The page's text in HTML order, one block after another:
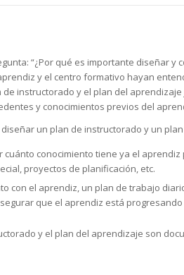
“¿Por qué es importante diseñar
y el centro formativo hayan
instructorado y el plan del
y conocimientos previos del
un plan de instructorado y un
cuánto conocimiento tiene ya el
proyectos de planificación, etc.
con el aprendiz, un plan de trabajo
que el aprendiz está
y el plan del aprendizaje son